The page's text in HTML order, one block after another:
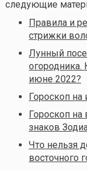
следующие
Правила и
стрижки
Лунный
огородника.
июне 2022?
Гороскоп
Гороскоп на
знаков
Что нельзя
восточного